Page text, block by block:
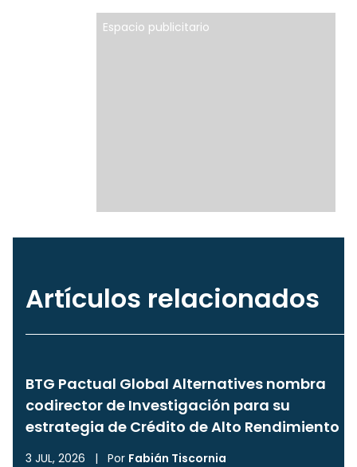
Espacio publicitario
Artículos relacionados
BTG Pactual Global Alternatives nombra
codirector de Investigación para su
estrategia de Crédito de Alto Rendimiento
3 JUL, 2026 | Por Fabián Tiscornia